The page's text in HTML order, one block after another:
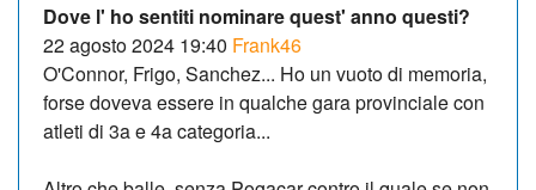
Dove l' ho sentiti nominare quest' anno questi?
22 agosto 2024 19:40 Frank46
O'Connor, Frigo, Sanchez... Ho un vuoto di memoria,
forse doveva essere in qualche gara provinciale con
atleti di 3a e 4a categoria...